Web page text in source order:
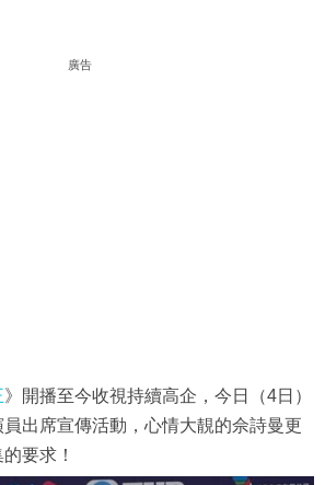
廣告
》開播至今收視持續高企，今日（4日）
出席宣傳活動，心情大靚的佘詩曼更
要求！